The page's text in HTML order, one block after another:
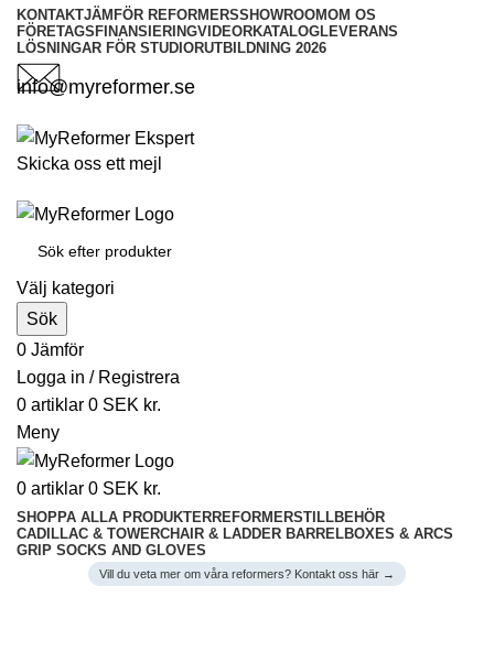
KONTAKTJÄMFÖR REFORMERSSHOWROOMOM OS
FÖRETAGSFINANSIERINGVIDEORKATALOGLEVERANS
LÖSNINGAR FÖR STUDIORUTBILDNING 2026
info@myreformer.se
Skicka oss ett mejl
Välj kategori
Sök
0 Jämför
Logga in / Registrera
0 artiklar 0 SEK kr.
Meny
0 artiklar 0 SEK kr.
SHOPPA ALLA PRODUKTERREFORMERSTILLBEHÖR
CADILLAC & TOWERCHAIR & LADDER BARRELBOXES & ARCS
GRIP SOCKS AND GLOVES
Vill du veta mer om våra reformers? Kontakt oss här →